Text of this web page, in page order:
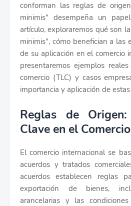
conforman las reglas de
minimis" desempeña un
artículo, exploraremos qué son
minimis", cómo benefician a las
de su aplicación en el comercio
presentaremos ejemplos
comercio (TLC) y casos
importancia y aplicación de
Reglas de
Clave en el
El comercio internacional se
acuerdos y tratados
acuerdos establecen reglas
exportación de bienes,
arancelarias y las